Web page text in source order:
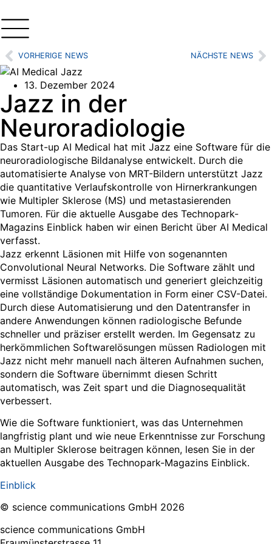
VORHERIGE NEWS NÄCHSTE NEWS
13. Dezember 2024
Jazz in der
Neuroradiologie
Das Start-up AI Medical hat mit Jazz eine Software für die
neuroradiologische Bildanalyse entwickelt. Durch die
automatisierte Analyse von MRT-Bildern unterstützt Jazz
die quantitative Verlaufskontrolle von Hirnerkrankungen
wie Multipler Sklerose (MS) und metastasierenden
Tumoren. Für die aktuelle Ausgabe des Technopark-
Magazins Einblick haben wir einen Bericht über AI Medical
verfasst.
Jazz erkennt Läsionen mit Hilfe von sogenannten
Convolutional Neural Networks. Die Software zählt und
vermisst Läsionen automatisch und generiert gleichzeitig
eine vollständige Dokumentation in Form einer CSV-Datei.
Durch diese Automatisierung und den Datentransfer in
andere Anwendungen können radiologische Befunde
schneller und präziser erstellt werden. Im Gegensatz zu
herkömmlichen Softwarelösungen müssen Radiologen mit
Jazz nicht mehr manuell nach älteren Aufnahmen suchen,
sondern die Software übernimmt diesen Schritt
automatisch, was Zeit spart und die Diagnosequalität
verbessert.
Wie die Software funktioniert, was das Unternehmen
langfristig plant und wie neue Erkenntnisse zur Forschung
an Multipler Sklerose beitragen können, lesen Sie in der
aktuellen Ausgabe des Technopark-Magazins Einblick.
Einblick
© science communications GmbH 2026
science communications GmbH